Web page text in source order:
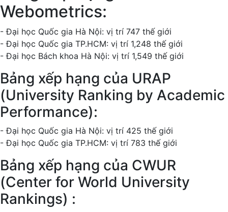
Webometrics:
- Đại học Quốc gia Hà Nội: vị trí 747 thế giới
- Đại học Quốc gia TP.HCM: vị trí 1,248 thế giới
- Đại học Bách khoa Hà Nội: vị trí 1,549 thế giới
Bảng xếp hạng của URAP
(University Ranking by Academic
Performance):
- Đại học Quốc gia Hà Nội: vị trí 425 thế giới
- Đại học Quốc gia TP.HCM: vị trí 783 thế giới
Bảng xếp hạng của CWUR
(Center for World University
Rankings) :